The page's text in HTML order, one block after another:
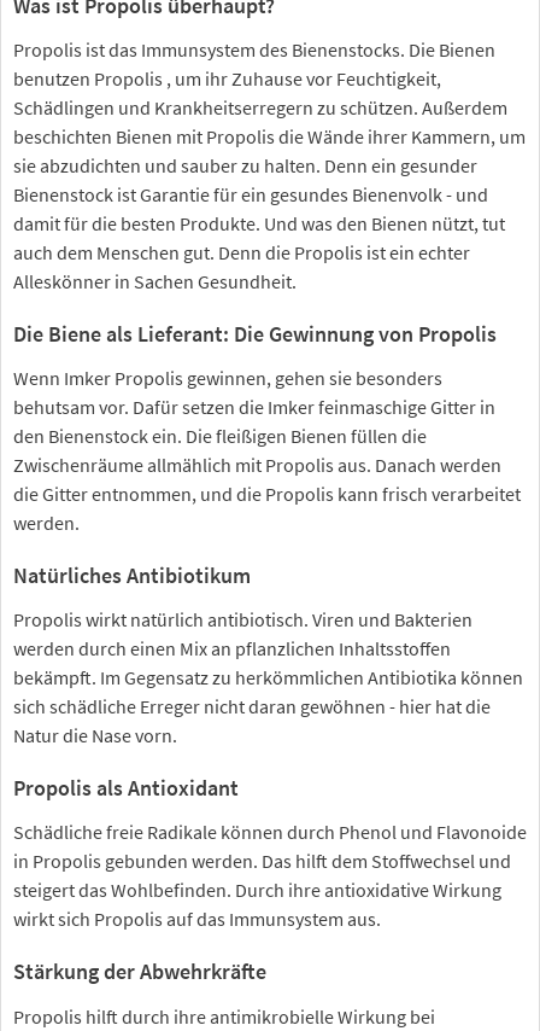
Was ist Propolis überhaupt?
Propolis ist das Immunsystem des Bienenstocks. Die Bienen
benutzen Propolis , um ihr Zuhause vor Feuchtigkeit,
Schädlingen und Krankheitserregern zu schützen. Außerdem
beschichten Bienen mit Propolis die Wände ihrer Kammern, um
sie abzudichten und sauber zu halten. Denn ein gesunder
Bienenstock ist Garantie für ein gesundes Bienenvolk - und
damit für die besten Produkte. Und was den Bienen nützt, tut
auch dem Menschen gut. Denn die Propolis ist ein echter
Alleskönner in Sachen Gesundheit.
Die Biene als Lieferant: Die Gewinnung von Propolis
Wenn Imker Propolis gewinnen, gehen sie besonders
behutsam vor. Dafür setzen die Imker feinmaschige Gitter in
den Bienenstock ein. Die fleißigen Bienen füllen die
Zwischenräume allmählich mit Propolis aus. Danach werden
die Gitter entnommen, und die Propolis kann frisch verarbeitet
werden.
Natürliches Antibiotikum
Propolis wirkt natürlich antibiotisch. Viren und Bakterien
werden durch einen Mix an pflanzlichen Inhaltsstoffen
bekämpft. Im Gegensatz zu herkömmlichen Antibiotika können
sich schädliche Erreger nicht daran gewöhnen - hier hat die
Natur die Nase vorn.
Propolis als Antioxidant
Schädliche freie Radikale können durch Phenol und Flavonoide
in Propolis gebunden werden. Das hilft dem Stoffwechsel und
steigert das Wohlbefinden. Durch ihre antioxidative Wirkung
wirkt sich Propolis auf das Immunsystem aus.
Stärkung der Abwehrkräfte
Propolis hilft durch ihre antimikrobielle Wirkung bei